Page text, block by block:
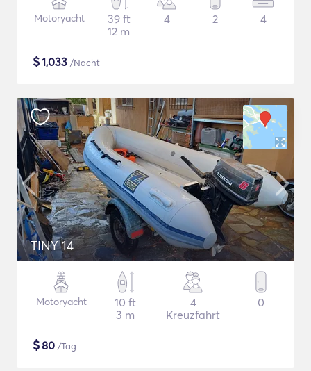
Motoryacht
39 ft
12 m
4 2 4
$1,033 /Nacht
TINY 14
Motoryacht
10 ft
3 m
4
Kreuzfahrt
0
$80 /Tag